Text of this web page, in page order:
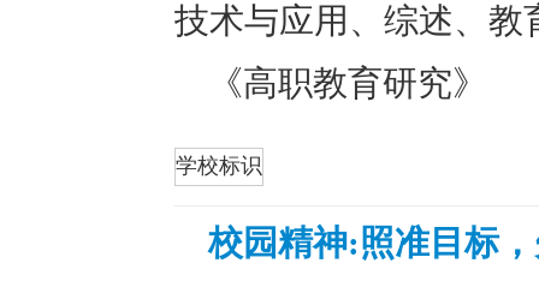
技术与应用、综述、教
《高职教育研究》
学校标识
校园精神:照准目标